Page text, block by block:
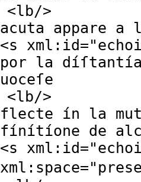
<lb/>
acuta appare
<s xml:id="
por la
uoceſe
<lb/>
flecte ín la
fínítíone de
<s xml:id="
xml:space="